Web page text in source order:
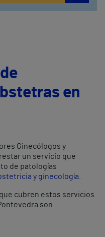
en
Ginecólogos y
un servicio que
de patologías
y ginecología
cubren estos servicios
son: